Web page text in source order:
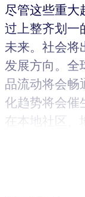
尽管这些重大
过上整齐划一
未来。社会将
发展方向。全
品流动将会畅
化趋势将会催
在本地社区、